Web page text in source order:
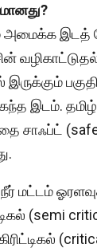
அமைக்க இடத்
இடம்.
சாஃப்ட்
மட்டம்
(semi